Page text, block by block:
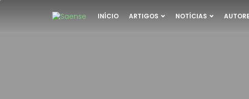
INÍCIO ARTIGOS NOTÍCIAS